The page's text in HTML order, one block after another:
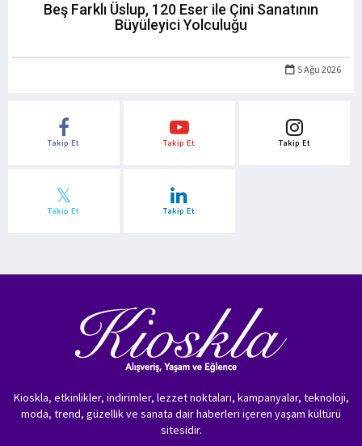
Beş Farklı Üslup, 120 Eser ile Çini Sanatının
Büyüleyici Yolculuğu
5 Ağu 2026
Takip Et Takip Et Takip Et
Takip Et Takip Et
Kioskla, etkinlikler, indirimler, lezzet noktaları, kampanyalar, teknoloji,
moda, trend, güzellik ve sanata dair haberleri içeren yaşam kültürü
sitesidir.